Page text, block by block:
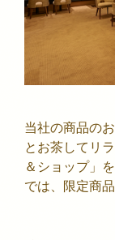
当社の商品の
とお茶してリ
＆ショップ」
では、限定商